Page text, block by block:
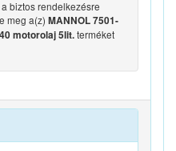
biztos rendelkezésre
meg a(z) MANNOL 7501-
motorolaj 5lit.terméket